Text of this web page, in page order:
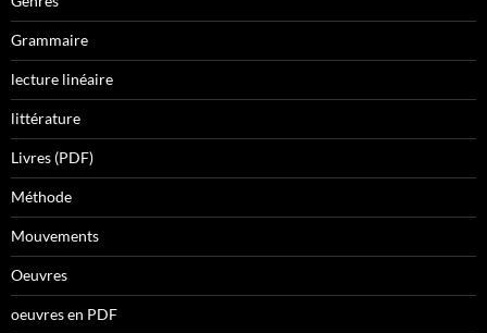
Grammaire
lecture linéaire
littérature
Livres (PDF)
Méthode
Mouvements
Oeuvres
oeuvres en PDF